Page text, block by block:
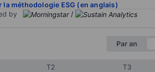
la méthodologie ESG (en anglais)
by
/
Par an
T2 T3